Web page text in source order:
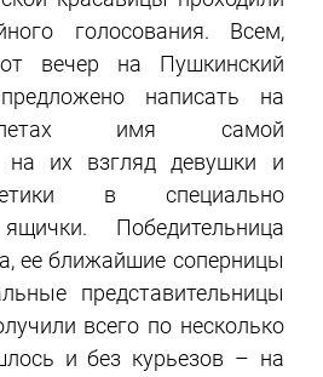
голосования. Всем,
вечер на Пушкинский
написать на
имя самой
на их взгляд девушки и
в специально
Победительница
ее ближайшие соперницы
представительницы
всего по несколько
и без курьезов – на